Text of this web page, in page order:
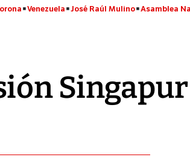
Venezuela José Raúl Mulino Asamblea